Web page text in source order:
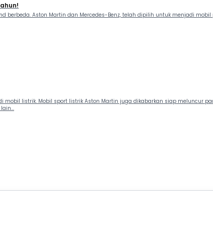
berbeda. Aston Martin dan Mercedes-Benz, telah dipilih untuk menjadi
listrik. Mobil sport listrik Aston Martin juga dikabarkan siap meluncur